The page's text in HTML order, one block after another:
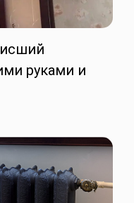
руками и